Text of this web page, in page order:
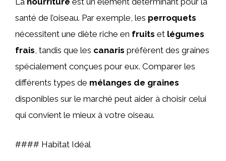
santé de l’oiseau. Par exemple, les perroquets
nécessitent une diète riche en fruits et légumes
frais, tandis que les canaris préfèrent des graines
spécialement conçues pour eux. Comparer les
différents types de mélanges de graines
disponibles sur le marché peut aider à choisir celui
qui convient le mieux à votre oiseau.
#### Habitat Idéal